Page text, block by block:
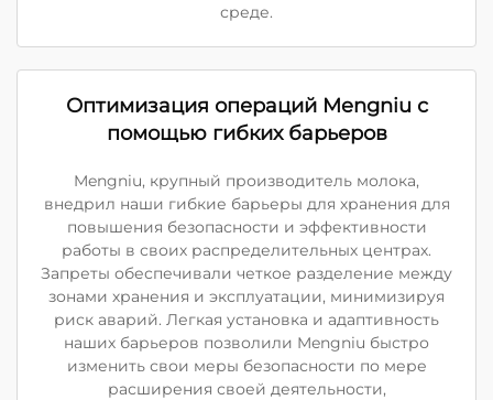
среде.
Оптимизация операций Mengniu с
помощью гибких барьеров
Mengniu, крупный производитель молока,
внедрил наши гибкие барьеры для хранения для
повышения безопасности и эффективности
работы в своих распределительных центрах.
Запреты обеспечивали четкое разделение между
зонами хранения и эксплуатации, минимизируя
риск аварий. Легкая установка и адаптивность
наших барьеров позволили Mengniu быстро
изменить свои меры безопасности по мере
расширения своей деятельности,